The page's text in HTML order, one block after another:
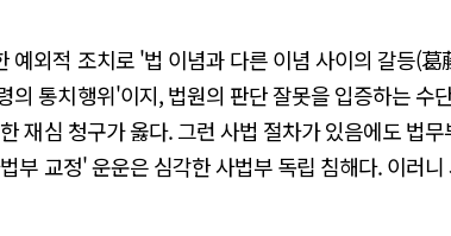
예외적 조치로 '법 이념과 다른 이념 사이의 갈등(葛
의 통치행위'이지, 법원의 판단 잘못을 입증하는 수
재심 청구가 옳다. 그런 사법 절차가 있음에도 법
부 교정' 운운은 심각한 사법부 독립 침해다. 이러